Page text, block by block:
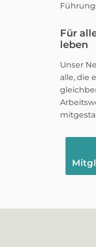
Für
leben
Unser
alle, die